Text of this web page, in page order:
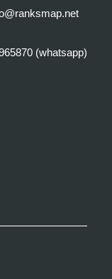
(whatsapp)